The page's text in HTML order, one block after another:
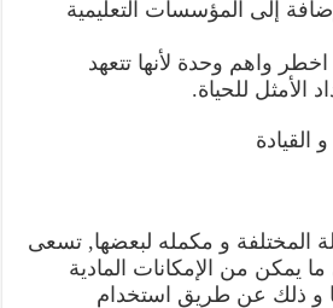
إلى المؤسسات التعليمية
واهم وحدة لأنها تتعهد
الأمثل للحياة.
المختلفة و مكمله لبعضها, تسعى
يمكن من الإمكانات المادية
و ذلك عن طريق استخدام